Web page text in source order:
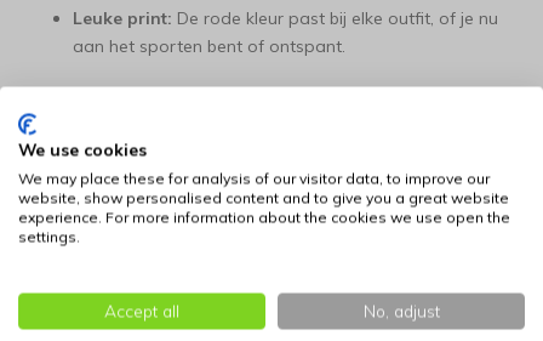
Leuke print: De rode kleur past bij elke outfit, of je nu
aan het sporten bent of ontspant.
Herbruikbaar:Is de koelgel uitgewerkt? Leg de
bandana simpelweg opnieuw in koud water en hij is
direct weer klaar voor gebruik.
Eenvoudig Onderhoud: Je kunt de bandana eenvoudig
reinigen met een snelle handwas en een milde zeep.
We use cookies
We may place these for analysis of our visitor data, to improve our
website, show personalised content and to give you a great website
experience. For more information about the cookies we use open the
settings.
Accept all No, adjust